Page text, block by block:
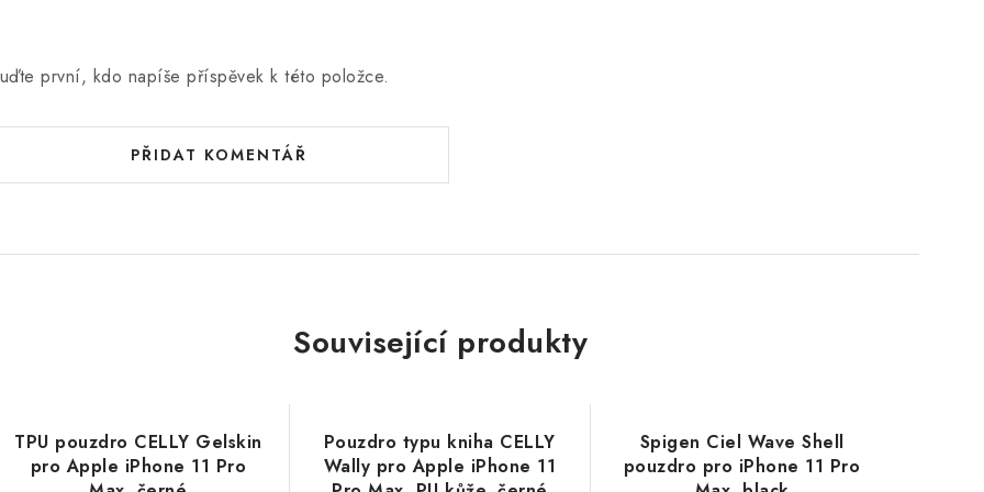
první, kdo napíše příspěvek k této položce.
PŘIDAT KOMENTÁŘ
Související produkty
TPU pouzdro CELLY Gelskin
pro Apple iPhone 11 Pro
Pouzdro typu kniha CELLY
Wally pro Apple iPhone 11
Spigen Ciel Wave Shell
pouzdro pro iPhone 11 Pro